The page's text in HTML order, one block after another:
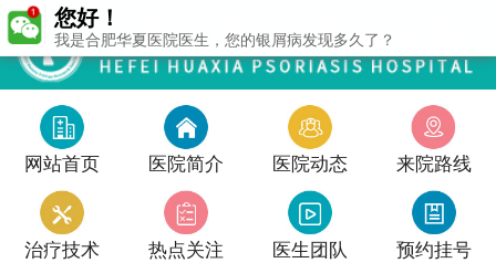
网站首页 医院简介 医院动态 来院路线
治疗技术 热点关注 医生团队 预约挂号
您好！
我是合肥华夏医院医生，您的银屑病发现多久了？